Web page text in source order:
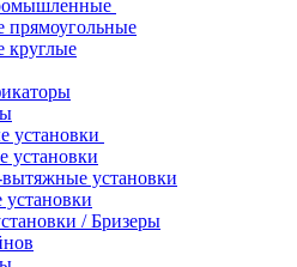
прямоугольные
круглые
установки
установки
установки
/ Бризеры